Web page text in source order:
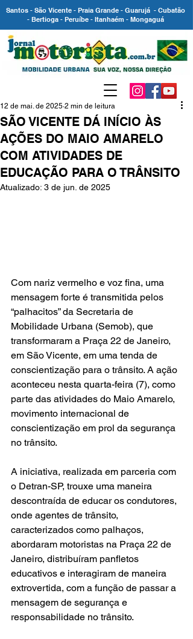
Santos - São Vicente - Praia Grande - Guarujá - Cubatão
- Bertioga - Peruíbe - Itanhaém - Mongaguá
SÃO VICENTE DÁ INÍCIO ÀS
AÇÕES DO MAIO AMARELO
COM ATIVIDADES DE
EDUCAÇÃO PARA O TRÂNSITO
12 de mai. de 2025 2 min de leitura
Atualizado: 3 de jun. de 2025
Com nariz vermelho e voz fina, uma
mensagem forte é transmitida pelos
“palhacitos” da Secretaria de
Mobilidade Urbana (Semob), que
transformaram a Praça 22 de Janeiro,
em São Vicente, em uma tenda de
conscientização para o trânsito. A ação
aconteceu nesta quarta-feira (7), como
parte das atividades do Maio Amarelo,
movimento internacional de
conscientização em prol da segurança
no trânsito.
A iniciativa, realizada em parceria com
o Detran-SP, trouxe uma maneira
descontraída de educar os condutores,
onde agentes de trânsito,
caracterizados como palhaços,
abordaram motoristas na Praça 22 de
Janeiro, distribuíram panfletos
educativos e interagiram de maneira
extrovertida, com a função de passar a
mensagem de segurança e
responsabilidade no trânsito.